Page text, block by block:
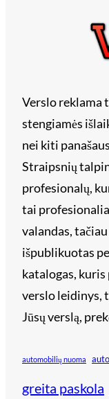
Verslo reklama
stengiamės
nei kiti
Straipsnių
profesionalų,
tai
valandas,
išpublikuotas
katalogas,
verslo leidinys,
Jūsų verslą,
automobilių nuoma
greita paskola